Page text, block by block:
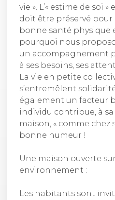
vie ». L’« estime de soi
doit être préservé pour
bonne santé physique
pourquoi nous
un accompagnement
à ses besoins, ses
La vie en petite
s’entremêlent
également un facteur
individu contribue, à sa
maison, « comme chez
bonne humeur !
Une maison ouverte
environnement :
Les habitants sont